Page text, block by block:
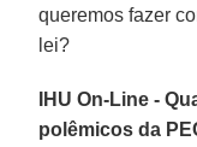
queremos fazer
lei?
IHU On-Line -
polêmicos da